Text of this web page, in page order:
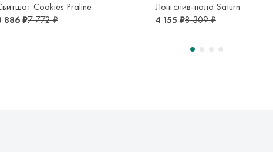
Cookies Praline
886 ₽7 772 ₽
Лонгслив-поло Saturn
4 155 ₽8 309 ₽